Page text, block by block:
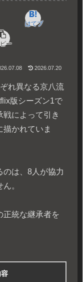
はてブ
ー
2026.07.20
れ異なる京八流
版シーズン1で
戦によって引き
かれていま
のは、8人が協力
。
正統な継承者を